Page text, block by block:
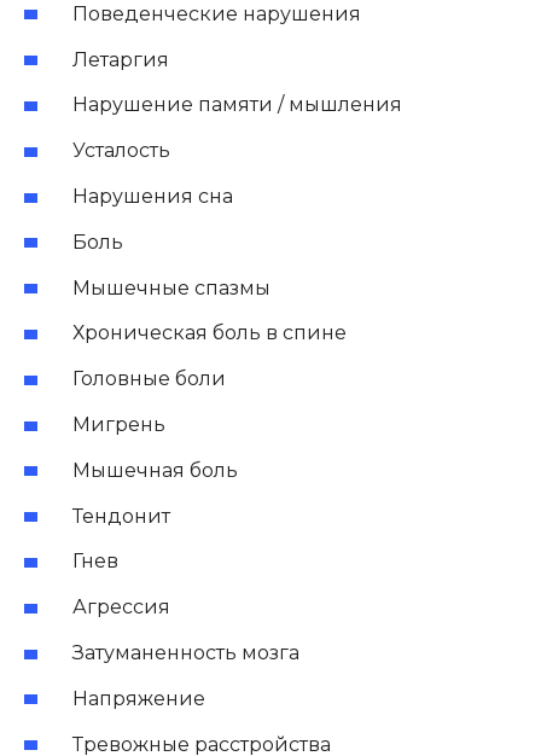
Поведенческие нарушения
Летаргия
Нарушение памяти / мышления
Усталость
Нарушения сна
Боль
Мышечные спазмы
Хроническая боль в спине
Головные боли
Мигрень
Мышечная боль
Тендонит
Гнев
Агрессия
Затуманенность мозга
Напряжение
Тревожные расстройства